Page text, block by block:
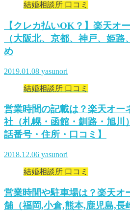
結婚相談所 口コミ
【クレカ払いOK？】楽天オ
（大阪北、京都、神戸、姫路
め
2019.01.08 yasunori
結婚相談所 口コミ
営業時間の記載は？楽天オー
社（札幌・函館・釧路・旭川
話番号・住所・口コミ】
2018.12.06 yasunori
結婚相談所 口コミ
営業時間や駐車場は？楽天オ
舗（福岡,小倉,熊本,鹿児島,長